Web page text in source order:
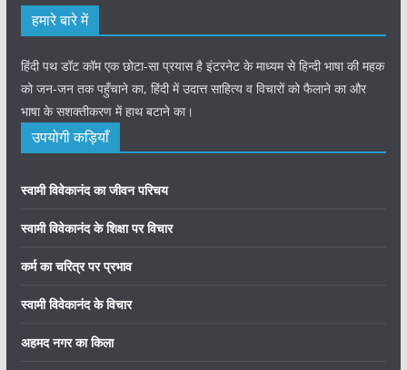
हमारे बारे में
हिंदी पथ डॉट कॉम एक छोटा-सा प्रयास है इंटरनेट के माध्यम से हिन्दी भाषा की महक
को जन-जन तक पहुँचाने का, हिंदी में उदात्त साहित्य व विचारों को फैलाने का और
भाषा के सशक्तीकरण में हाथ बटाने का।
उपयोगी कड़ियाँ
स्वामी विवेकानंद का जीवन परिचय
स्वामी विवेकानंद के शिक्षा पर विचार
कर्म का चरित्र पर प्रभाव
स्वामी विवेकानंद के विचार
अहमद नगर का किला